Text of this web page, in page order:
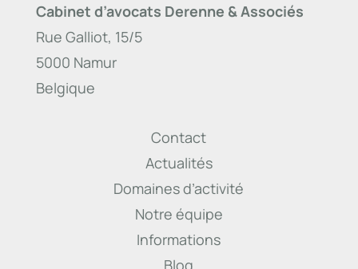
Cabinet d’avocats Derenne & Associés
Rue Galliot, 15/5
5000 Namur
Belgique
Contact
Actualités
Domaines d’activité
Notre équipe
Informations
Blog